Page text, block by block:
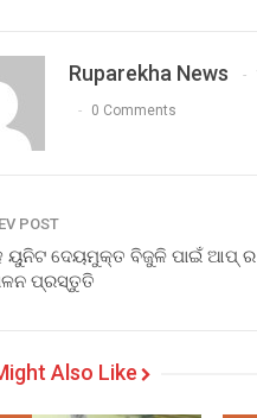
Ruparekha News
0 Comments
POST
ୟୁନିଟ ଦେୟମୁକ୍ତ ବିଜୁଳି ପାଇଁ ଆପ୍ ର
ପ୍ରସ୍ତୁତି
Also Like